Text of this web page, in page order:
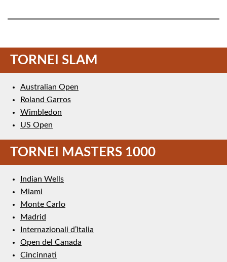
TORNEI SLAM
Australian Open
Roland Garros
Wimbledon
US Open
TORNEI MASTERS 1000
Indian Wells
Miami
Monte Carlo
Madrid
Internazionali d’Italia
Open del Canada
Cincinnati